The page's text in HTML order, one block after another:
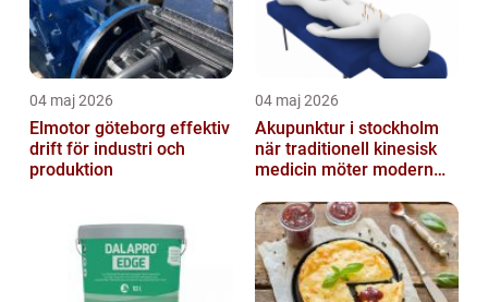
04 maj 2026
Elmotor göteborg effektiv
drift för industri och
produktion
04 maj 2026
Akupunktur i stockholm
när traditionell kinesisk
medicin möter modern